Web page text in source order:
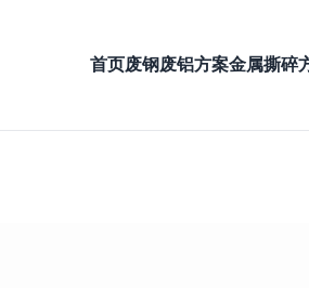
首页废钢废铝方案金属撕碎